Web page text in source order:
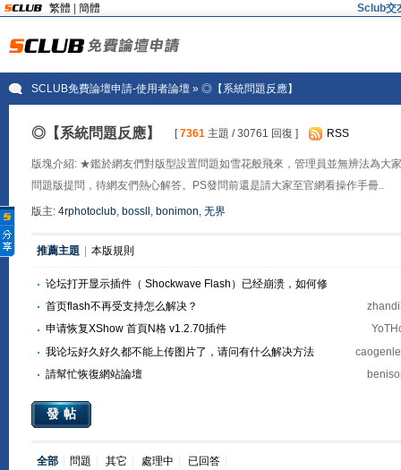
繁體 簡體 Sclub交
SCLUB免費論壇申請-使用者論壇» ◎【系統問題反應】
◎【系統問題反應】 [7361主題 / 30761 回復 ] RSS
版塊介紹: ★鑑於網友們對版型設置問題如雪花般飛來，管理員並無辨法為大
問題版提問，待網友們熱心解答。PS發問前還是請大家至官網看操作手冊..
版主: 4rphotoclub, bossll , bonimon, 无界
推薦主題 本版規則
论坛打开显示插件（ Shockwave Flash）已经崩溃，如何修
复？首页flash不再受支持怎么解决？
申请恢复XShow 首頁N格 v1.2.70插件
我论坛好久好久都不能上传图片了，请问有什么解决方法
請幫忙恢復網站論壇
發帖
全部 問題 其它 處理中 已回答